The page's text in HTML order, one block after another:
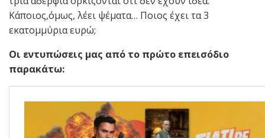
Κάποιος,όμως, λέει ψέματα… Ποιος έχει τα 3
εκατομμύρια ευρώ;
Οι εντυπώσεις μας από το πρώτο επεισόδιο
παρακάτω: